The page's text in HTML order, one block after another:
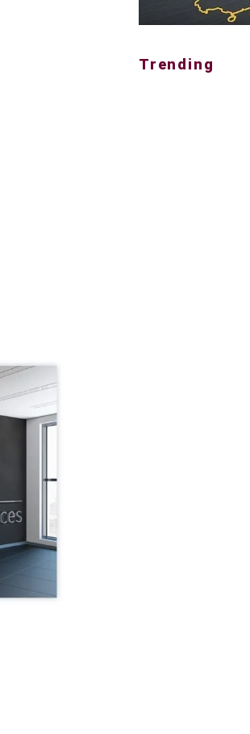
Trending